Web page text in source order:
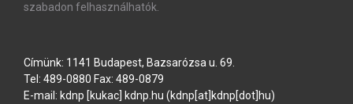
szabadon felhasználhatók.
Címünk: 1141 Budapest, Bazsarózsa u. 69.
Tel: 489-0880 Fax: 489-0879
E-mail: kdnp [kukac] kdnp.hu (kdnp[at]kdnp[dot]hu)